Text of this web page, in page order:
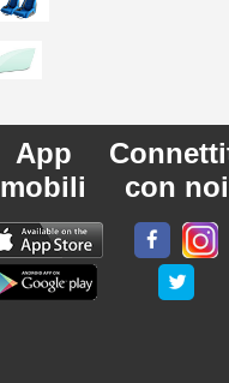
App
mobili
con noi